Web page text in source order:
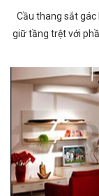
Cầu thang sắt gác
giữ tầng trệt với
thiết kế nhà cấp
không gian mà
thuỷ phù hợp dành
thang gác lửng
chọn phù